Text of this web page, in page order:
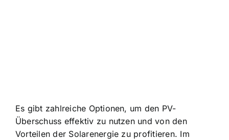
Es gibt zahlreiche Optionen, um den PV-
Überschuss effektiv zu nutzen und von den
Vorteilen der Solarenergie zu profitieren. Im